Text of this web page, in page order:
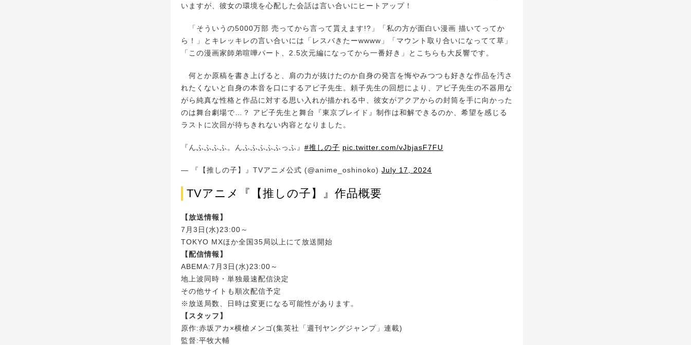
いますが、彼女の環境を心配した会話は言い合いにヒートアップ！
「そういうの5000万部 売ってから言って貰えます!?」「私の方が面白い漫画 描いてってか
ら！」とキレッキレの言い合いには「レスバきたーwwww」「マウント取り合いになってて草」
「この漫画家師弟喧嘩パート、2.5次元編になってから一番好き」とこちらも大反響です。
何とか原稿を書き上げると、肩の力が抜けたのか自身の発言を悔やみつつも好きな作品を汚さ
れたくないと自身の本音を口にするアビ子先生。頼子先生の回想により、アビ子先生の不器用な
がら純真な性格と作品に対する思い入れが描かれる中、彼女がアクアからの封筒を手に向かった
のは舞台劇場で…？ アビ子先生と舞台『東京ブレイド』制作は和解できるのか、希望を感じる
ラストに次回が待ちきれない内容となりました。
『んふふふふ。んふふふふふっふ』 #推しの子 pic.twitter.com/vJbjasF7FU
— 『【推しの子】』TVアニメ公式 (@anime_oshinoko) July 17, 2024
TVアニメ『【推しの子】』作品概要
【放送情報】
7月3日(水)23:00～
TOKYO MXほか全国35局以上にて放送開始
【配信情報】
ABEMA:7月3日(水)23:00～
地上波同時・単独最速配信決定
その他サイトも順次配信予定
※放送局数、日時は変更になる可能性があります。
【スタッフ】
原作:赤坂アカ×横槍メンゴ(集英社「週刊ヤングジャンプ」連載)
監督:平牧大輔